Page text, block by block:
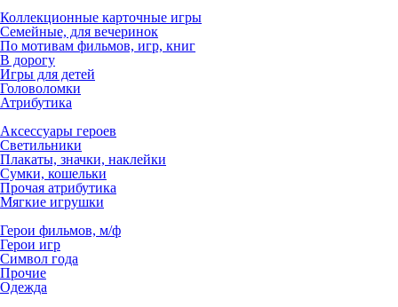
Коллекционные карточные игры
Семейные, для вечеринок
По мотивам фильмов, игр, книг
В дорогу
Игры для детей
Головоломки
Атрибутика
Аксессуары героев
Светильники
Плакаты, значки, наклейки
Сумки, кошельки
Прочая атрибутика
Мягкие игрушки
Герои фильмов, м/ф
Герои игр
Символ года
Прочие
Одежда